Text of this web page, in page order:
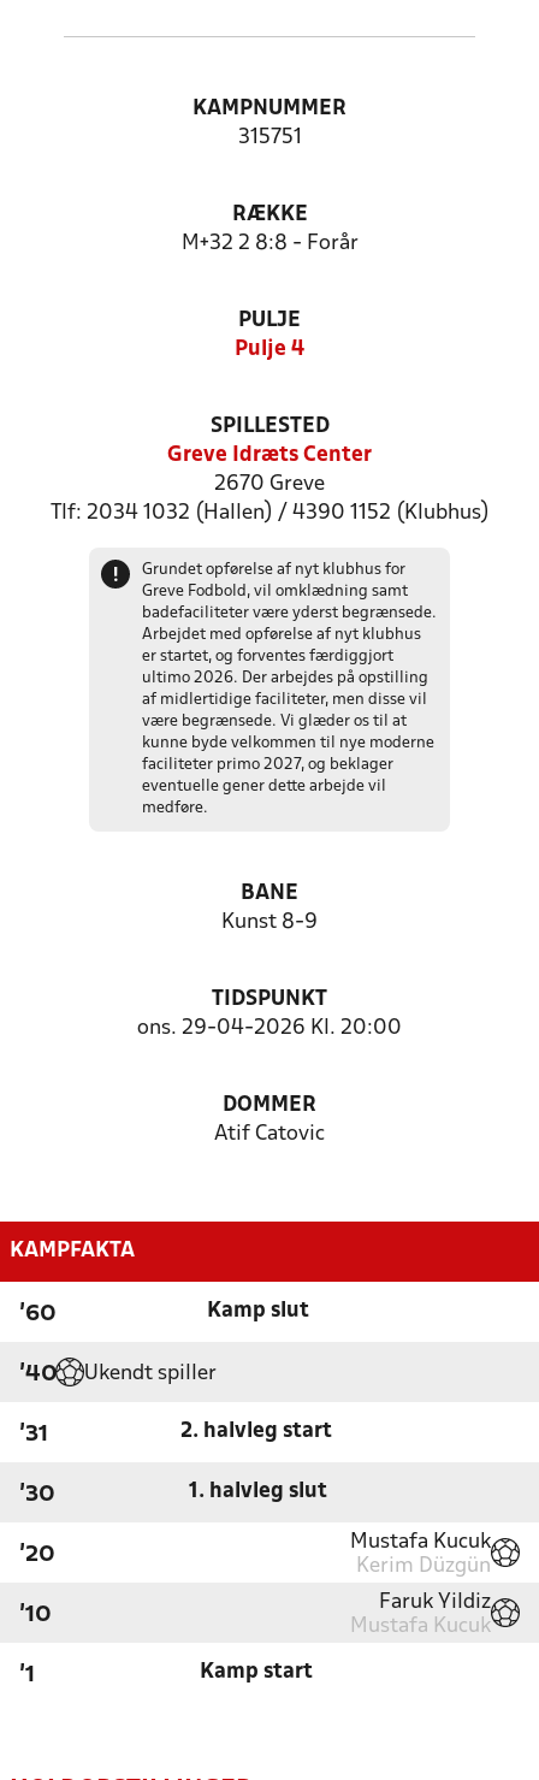
KAMPNUMMER
315751
RÆKKE
M+32 2 8:8 - Forår
PULJE
Pulje 4
SPILLESTED
Greve Idræts Center
2670 Greve
Tlf: 2034 1032 (Hallen) / 4390 1152 (Klubhus)
!
Grundet opførelse af nyt klubhus for
Greve Fodbold, vil omklædning samt
badefaciliteter være yderst begrænsede.
Arbejdet med opførelse af nyt klubhus
er startet, og forventes færdiggjort
ultimo 2026. Der arbejdes på opstilling
af midlertidige faciliteter, men disse vil
være begrænsede. Vi glæder os til at
kunne byde velkommen til nye moderne
faciliteter primo 2027, og beklager
eventuelle gener dette arbejde vil
medføre.
BANE
Kunst 8-9
TIDSPUNKT
ons. 29-04-2026 Kl. 20:00
DOMMER
Atif Catovic
KAMPFAKTA
'60 Kamp slut
'40 Ukendt spiller
'31 2. halvleg start
'30 1. halvleg slut
'20
Mustafa Kucuk
Kerim Düzgün
'10
Faruk Yildiz
Mustafa Kucuk
'1 Kamp start